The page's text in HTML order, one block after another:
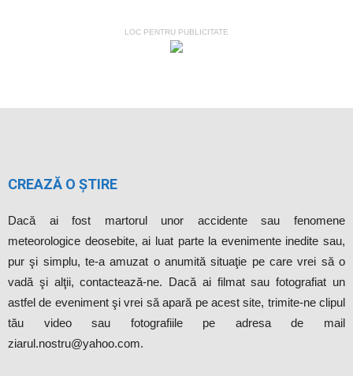
LOC PENTRU PUBLICITATE
CREAZĂ O ȘTIRE
Dacă ai fost martorul unor accidente sau fenomene
meteorologice deosebite, ai luat parte la evenimente inedite sau,
pur şi simplu, te-a amuzat o anumită situaţie pe care vrei să o
vadă şi alţii, contactează-ne. Dacă ai filmat sau fotografiat un
astfel de eveniment şi vrei să apară pe acest site, trimite-ne clipul
tău video sau fotografiile pe adresa de mail
ziarul.nostru@yahoo.com.